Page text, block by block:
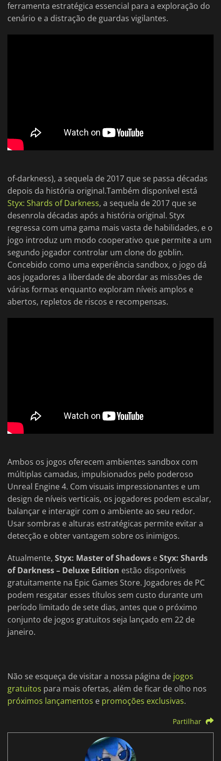
ferramenta estratégica essencial para a exploração do
cenário e a distração de guardas vigilantes.
of-darkness), a sequela de 2017 que se passa décadas
depois da história original.Também disponível está
Styx: Shards of Darkness, a sequela de 2017 que se
desenrola décadas após a história original. Styx
regressa com uma gama mais vasta de habilidades, e o
jogo introduz um modo cooperativo que permite a um
segundo jogador controlar um clone do goblin.
Concebido como uma experiência sandbox, o jogo dá
aos jogadores a liberdade de abordar as missões de
várias formas enquanto exploram níveis amplos e
abertos, repletos de riscos e recompensas.
Ambos os jogos oferecem ambientes sandbox com
múltiplas camadas, impulsionados pelo poderoso
Unreal Engine 4. Com visuais impressionantes e um
design de níveis verticais, os jogadores podem escalar,
balançar e interagir com o ambiente ao seu redor.
Usar sombras e alturas estratégicas permite evitar a
detecção e obter vantagem sobre os inimigos.
Atualmente, Styx: Master of Shadows eStyx: Shards
of Darkness – Deluxe Edition estão disponíveis
gratuitamente na Epic Games Store. Jogadores de PC
podem resgatar esses títulos sem custo durante um
período limitado de sete dias, antes que o próximo
conjunto de jogos gratuitos seja lançado em 22 de
janeiro.
Não se esqueça de visitar a nossa página de jogos
gratuitos para mais ofertas, além de ficar de olho nos
próximos lançamentos e promoções exclusivas.
Partilhar